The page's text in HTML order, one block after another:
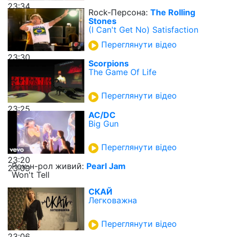
23:34
23:30
Rock-Персона: The Rolling
Stones
(I Can't Get No) Satisfaction
Переглянути відео
23:25
Scorpions
The Game Of Life
Переглянути відео
23:20
AC/DC
Big Gun
Переглянути відео
23:09
Рок-н-рол живий: Pearl Jam
Won't Tell
СКАЙ
Легковажна
Переглянути відео